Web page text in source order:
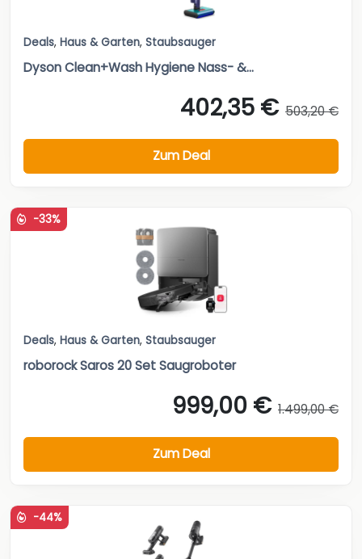
Deals, Haus & Garten, Staubsauger
Dyson Clean+Wash Hygiene Nass- &...
402,35 € 503,20 €
Zum Deal
-33%
Deals, Haus & Garten, Staubsauger
roborock Saros 20 Set Saugroboter
999,00 € 1.499,00 €
Zum Deal
-44%